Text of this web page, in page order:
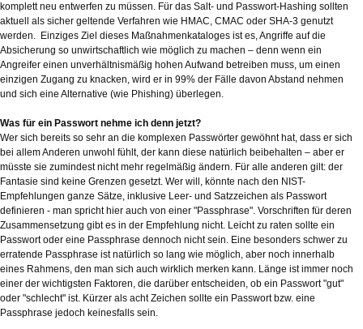
komplett neu entwerfen zu müssen. Für das Salt- und Passwort-Hashing sollten
aktuell als sicher geltende Verfahren wie HMAC, CMAC oder SHA-3 genutzt
werden. Einziges Ziel dieses Maßnahmenkataloges ist es, Angriffe auf die
Absicherung so unwirtschaftlich wie möglich zu machen – denn wenn ein
Angreifer einen unverhältnismäßig hohen Aufwand betreiben muss, um einen
einzigen Zugang zu knacken, wird er in 99% der Fälle davon Abstand nehmen
und sich eine Alternative (wie Phishing) überlegen.
Was für ein Passwort nehme ich denn jetzt?
Wer sich bereits so sehr an die komplexen Passwörter gewöhnt hat, dass er sich
bei allem Anderen unwohl fühlt, der kann diese natürlich beibehalten – aber er
müsste sie zumindest nicht mehr regelmäßig ändern. Für alle anderen gilt: der
Fantasie sind keine Grenzen gesetzt. Wer will, könnte nach den NIST-
Empfehlungen ganze Sätze, inklusive Leer- und Satzzeichen als Passwort
definieren - man spricht hier auch von einer "Passphrase". Vorschriften für deren
Zusammensetzung gibt es in der Empfehlung nicht. Leicht zu raten sollte ein
Passwort oder eine Passphrase dennoch nicht sein. Eine besonders schwer zu
erratende Passphrase ist natürlich so lang wie möglich, aber noch innerhalb
eines Rahmens, den man sich auch wirklich merken kann. Länge ist immer noch
einer der wichtigsten Faktoren, die darüber entscheiden, ob ein Passwort "gut"
oder "schlecht" ist. Kürzer als acht Zeichen sollte ein Passwort bzw. eine
Passphrase jedoch keinesfalls sein.